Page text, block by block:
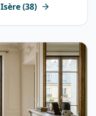
Isère(38)